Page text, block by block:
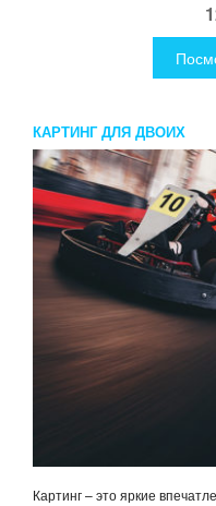
КАРТИНГ ДЛЯ ДВОИХ
Картинг – это яркие